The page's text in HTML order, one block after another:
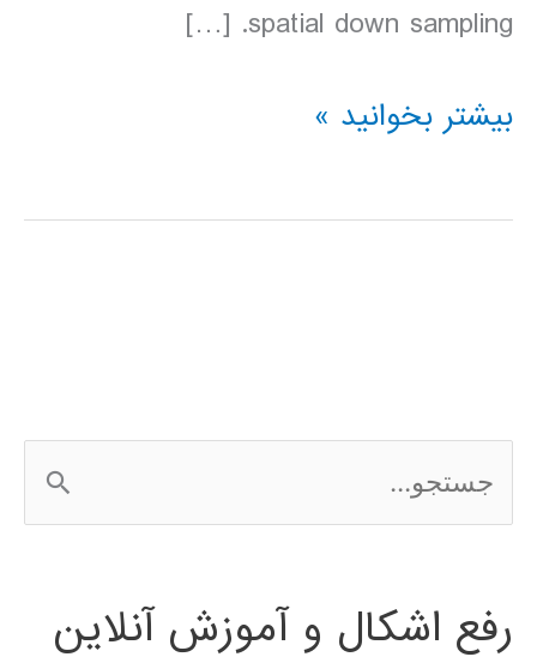
spatial down sampling. […]
فیلم
شبکه
بیشتر بخوانید »
س
ج
رفع اشکال و آموزش آنلاین